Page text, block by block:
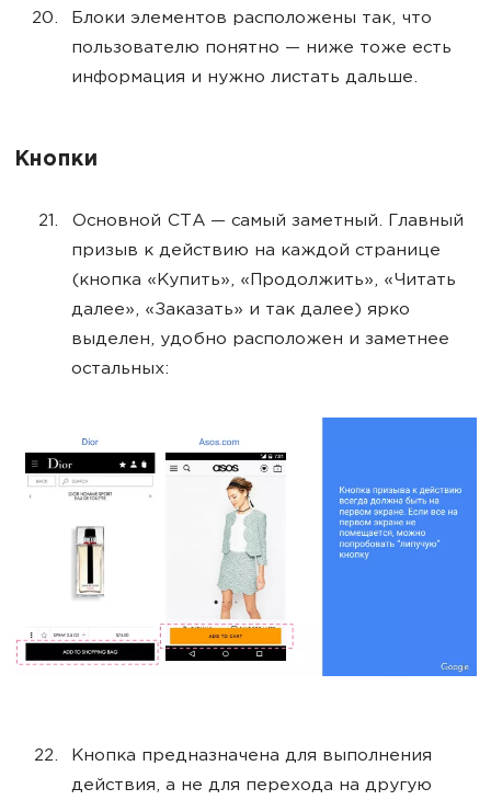
Блоки элементов расположены так, что
пользователю понятно — ниже тоже есть
информация и нужно листать дальше.
Кнопки
Основной CTA — самый заметный. Главный
призыв к действию на каждой странице
(кнопка «Купить», «Продолжить», «Читать
далее», «Заказать» и так далее) ярко
выделен, удобно расположен и заметнее
остальных:
Кнопка предназначена для выполнения
действия, а не для перехода на другую